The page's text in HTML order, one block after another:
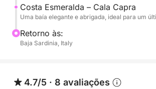
retornarmos.
Uma experiência completa que
mais belas do arquipélago com a
Costa Esmeralda – Cala Capra
Uma baía elegante e abrigada, ideal para um
Retorno às:
Baja Sardinia, Italy
4.7/5 · 8 avaliações